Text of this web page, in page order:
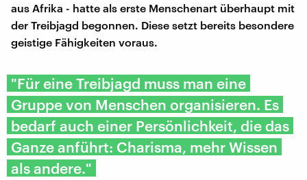
aus Afrika - hatte als erste Menschenart überhaupt mit
der Treibjagd begonnen. Diese setzt bereits besondere
geistige Fähigkeiten voraus.
"Für eine Treibjagd muss man eine
Gruppe von Menschen organisieren. Es
bedarf auch einer Persönlichkeit, die das
Ganze anführt: Charisma, mehr Wissen
als andere."